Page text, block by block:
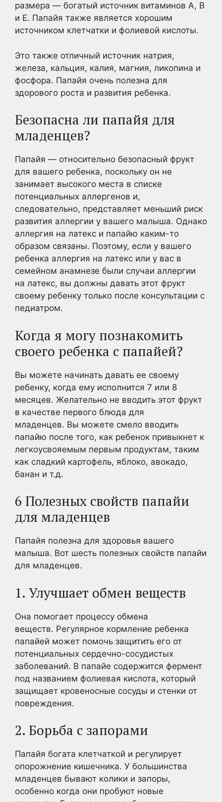
размера — богатый источник витаминов A, B
и E. Папайя также является хорошим
источником клетчатки и фолиевой кислоты.
Это также отличный источник натрия,
железа, кальция, калия, магния, ликопина и
фосфора. Папайя очень полезна для
здорового роста и развития ребенка.
Безопасна ли папайя для
младенцев?
Папайя — относительно безопасный фрукт
для вашего ребенка, поскольку он не
занимает высокого места в списке
потенциальных аллергенов и,
следовательно, представляет меньший риск
развития аллергии у вашего малыша. Однако
аллергия на латекс и папайю каким-то
образом связаны. Поэтому, если у вашего
ребенка аллергия на латекс или у вас в
семейном анамнезе были случаи аллергии
на латекс, вы должны давать этот фрукт
своему ребенку только после консультации с
педиатром.
Когда я могу познакомить
своего ребенка с папайей?
Вы можете начинать давать ее своему
ребенку, когда ему исполнится 7 или 8
месяцев. Желательно не вводить этот фрукт
в качестве первого блюда для
младенцев. Вы можете смело вводить
папайю после того, как ребенок привыкнет к
легкоусвояемым первым продуктам, таким
как сладкий картофель, яблоко, авокадо,
банан и т.д.
6 Полезных свойств папайи
для младенцев
Папайя полезна для здоровья вашего
малыша. Вот шесть полезных свойств папайи
для младенцев.
1. Улучшает обмен веществ
Она помогает процессу обмена
веществ. Регулярное кормление ребенка
папайей может помочь защитить его от
потенциальных сердечно-сосудистых
заболеваний. В папайе содержится фермент
под названием фолиевая кислота, который
защищает кровеносные сосуды и стенки от
повреждения.
2. Борьба с запорами
Папайя богата клетчаткой и регулирует
опорожнение кишечника. У большинства
младенцев бывают колики и запоры,
особенно когда они пробуют новые